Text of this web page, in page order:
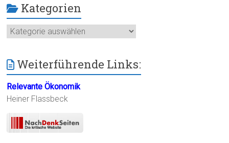
Kategorien
Kategorien
Weiterführende Links:
Relevante Ökonomik
Heiner Flassbeck